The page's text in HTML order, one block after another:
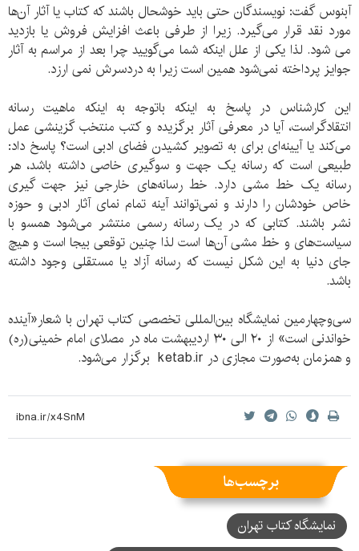
آبنوس گفت: نویسندگان حتی باید خوشحال باشند که کتاب یا آثار آن‌ها
مورد نقد قرار می‌گیرد. زیرا از طرفی باعث افزایش فروش یا بازدید
می شود. لذا یکی از علل اینکه شما می‌گویید چرا بعد از مراسم به آثار
جوایز پرداخته نمی‌شود همین است زیرا به دردسرش نمی ارزد.
این کارشناس در پاسخ به اینکه باتوجه به اینکه ماهیت رسانه
انتقادگراست، آیا در معرفی آثار برگزیده و کتب منتخب گزینشی عمل
می‌کند یا آیینه‌ای برای به تصویر کشیدن فضای ادبی است؟ پاسخ داد:
طبیعی است که رسانه یک جهت و سوگیری خاصی داشته باشد، هر
رسانه یک خط مشی دارد. خط رسانه‌های خارجی نیز جهت گیری
خاص خودشان را دارند و نمی‌توانند آینه تمام نمای آثار ادبی و حوزه
نشر باشند. کتابی که در یک رسانه رسمی منتشر می‌شود همسو با
سیاست‌های و خط مشی آن‌ها است لذا چنین توقعی بیجا است و هیچ
جای دنیا به این شکل نیست که رسانه آزاد یا مستقلی وجود داشته
باشد.
سی‌وچهارمین نمایشگاه بین‌المللی تخصصی کتاب تهران با شعار«آینده
خواندنی است» از ۲۰ الی ۳۰ اردیبهشت ماه در مصلای امام‌ خمینی(ره)
و همزمان به‌صورت مجازی در ketab.ir برگزار می‌شود.
برچسب‌ها
نمایشگاه کتاب تهران